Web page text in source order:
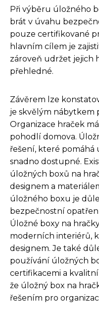
Při výběru úložného
brát v úvahu
pouze certifikované
hlavním cílem je
zároveň udržet jejich
přehledné.
Závěrem lze
je skvělým nábytkem
Organizace hraček
pohodlí domova.
řešení, které pomáhá
snadno dostupné.
úložných boxů na
designem a
úložného boxu je
bezpečnostní
Úložné boxy na
moderních interiérů,
designem. Je také
používání úložných
certifikacemi a
že úložný box na
řešením pro